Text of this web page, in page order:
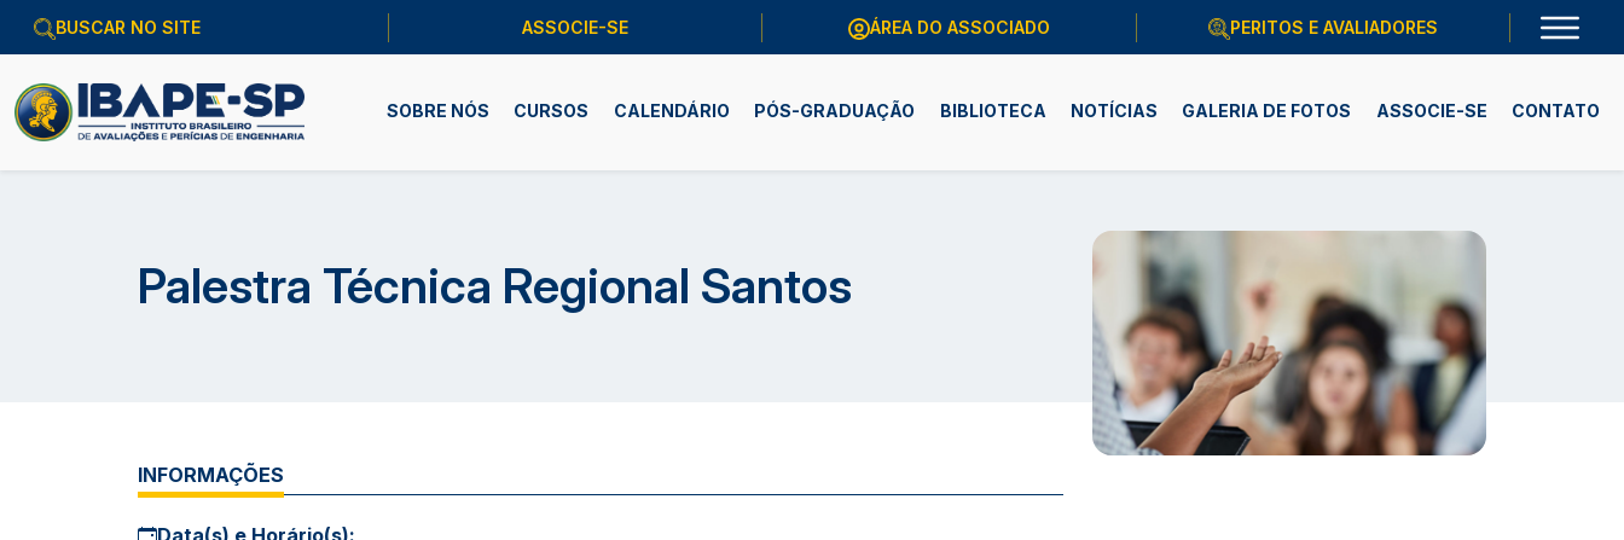
ASSOCIE-SE ÁREA DO ASSOCIADO PERITOS E AVALIADORES
SOBRE NÓS CURSOS CALENDÁRIO PÓS-GRADUAÇÃO BIBLIOTECA NOTÍCIAS GALERIA DE FOTOS ASSOCIE-SE CONTATO
Palestra Técnica Regional Santos
INFORMAÇÕES
Data(s) e Horário(s):